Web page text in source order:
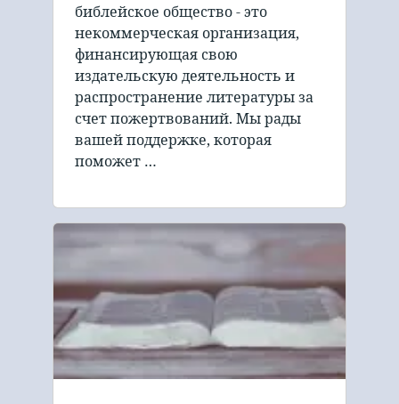
библейское общество - это
некоммерческая организация,
финансирующая свою
издательскую деятельность и
распространение литературы за
счет пожертвований. Мы рады
вашей поддержке, которая
поможет …